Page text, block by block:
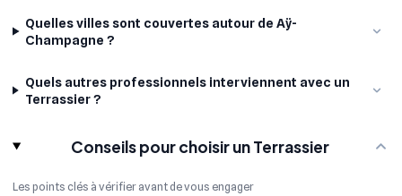
Quelles villes sont couvertes autour de Aÿ-
Champagne ?
Quels autres professionnels interviennent avec un
Terrassier ?
Conseils pour choisir un Terrassier
Les points clés à vérifier avant de vous engager